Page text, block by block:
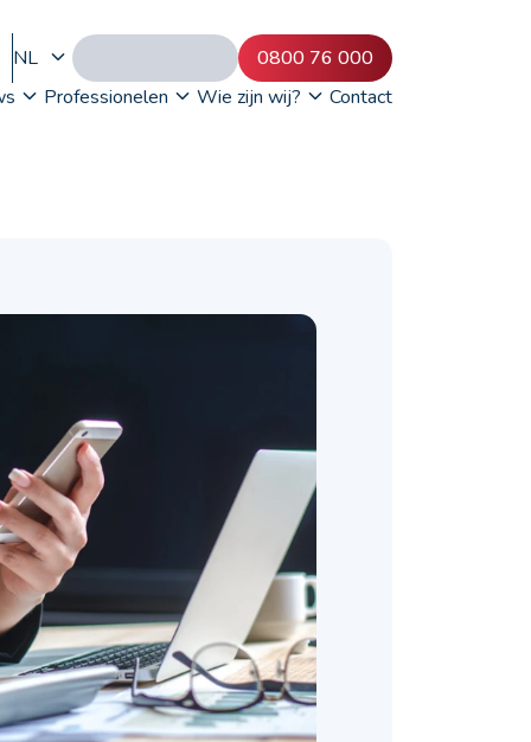
NL
0800 76 000
Professionelen Wie zijn wij? Contact